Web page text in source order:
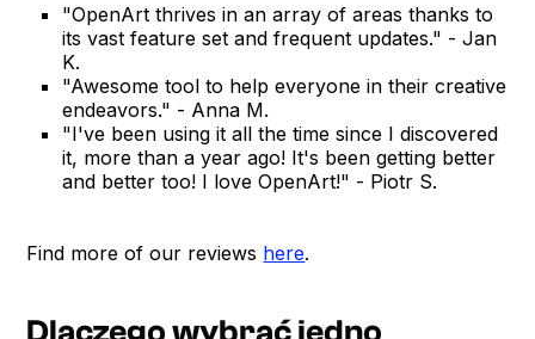
"OpenArt thrives in an array of areas thanks to
its vast feature set and frequent updates." - Jan
K.
"Awesome tool to help everyone in their creative
endeavors." - Anna M.
"I've been using it all the time since I discovered
it, more than a year ago! It's been getting better
and better too! I love OpenArt!" - Piotr S.
Find more of our reviews here.